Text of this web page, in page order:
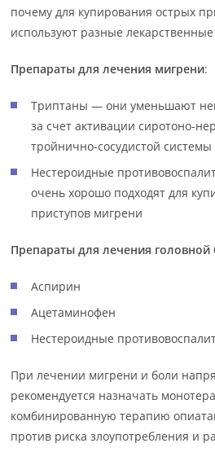
почему для купирования острых
используют разные лекарственные
Препараты для лечения мигрени:
Триптаны — они уменьшают
за счет активации сиротоно-
тройнично-сосудистой системы
Нестероидные
очень хорошо подходят для
приступов мигрени
Препараты для лечения
Аспирин
Ацетаминофен
Нестероидные
При лечении мигрени и боли
рекомендуется назначать
комбинированную терапию
против риска злоупотребления и